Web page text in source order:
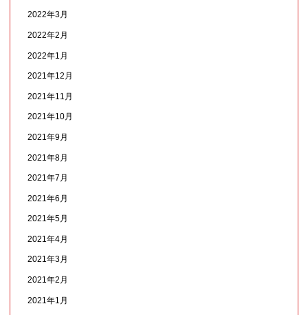
2022年3月
2022年2月
2022年1月
2021年12月
2021年11月
2021年10月
2021年9月
2021年8月
2021年7月
2021年6月
2021年5月
2021年4月
2021年3月
2021年2月
2021年1月